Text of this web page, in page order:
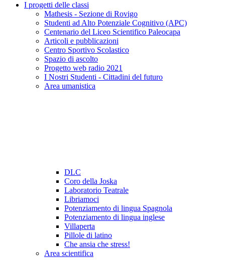
I progetti delle classi
Mathesis - Sezione di Rovigo
Studenti ad Alto Potenziale Cognitivo (APC)
Centenario del Liceo Scientifico Paleocapa
Articoli e pubblicazioni
Centro Sportivo Scolastico
Spazio di ascolto
Progetto web radio 2021
I Nostri Studenti - Cittadini del futuro
Area umanistica
DLC
Coro della Joska
Laboratorio Teatrale
Libriamoci
Potenziamento di lingua Spagnola
Potenziamento di lingua inglese
Villaperta
Pillole di latino
Che ansia che stress!
Area scientifica